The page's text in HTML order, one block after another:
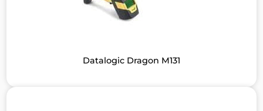
Datalogic Dragon M131